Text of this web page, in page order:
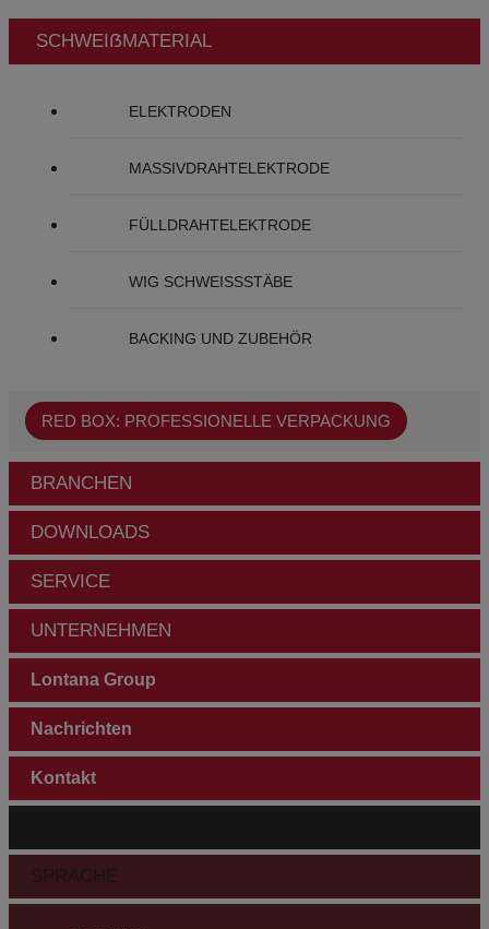
SCHWEIẞMATERIAL
ELEKTRODEN
MASSIVDRAHTELEKTRODE
FÜLLDRAHTELEKTRODE
WIG SCHWEISSSTÄBE
BACKING UND ZUBEHÖR
RED BOX: PROFESSIONELLE VERPACKUNG
BRANCHEN
DOWNLOADS
SERVICE
UNTERNEHMEN
Lontana Group
Nachrichten
Kontakt
SPRACHE